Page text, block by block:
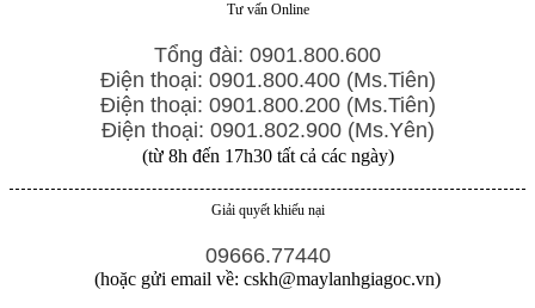
Tư vấn Online
Tổng đài: 0901.800.600
Điện thoại: 0901.800.400 (Ms.Tiên)
Điện thoại: 0901.800.200 (Ms.Tiên)
Điện thoại: 0901.802.900 (Ms.Yên)
(từ 8h đến 17h30 tất cả các ngày)
Giải quyết khiếu nại
09666.77440
(hoặc gửi email về: cskh@maylanhgiagoc.vn)